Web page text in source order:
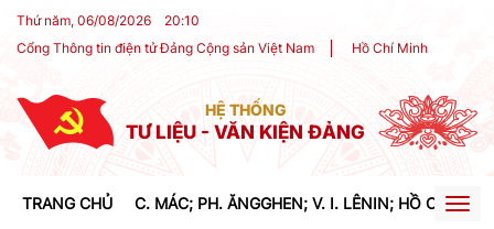
Thứ năm, 06/08/2026 20:10
Cổng Thông tin điện tử Đảng Cộng sản Việt Nam
Hồ Chí Minh
HỆ THỐNG
TƯ LIỆU - VĂN KIỆN ĐẢNG
TRANG CHỦ C. MÁC; PH. ĂNGGHEN; V. I. LÊNIN; HỒ CHÍ